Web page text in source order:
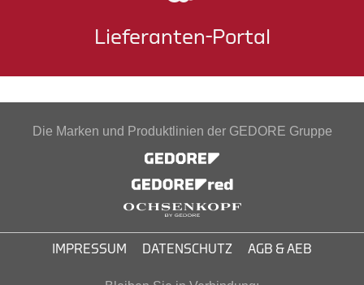
Lieferanten-Portal
Die Marken und Produktlinien der GEDORE Gruppe
IMPRESSUM DATENSCHUTZ AGB & AEB